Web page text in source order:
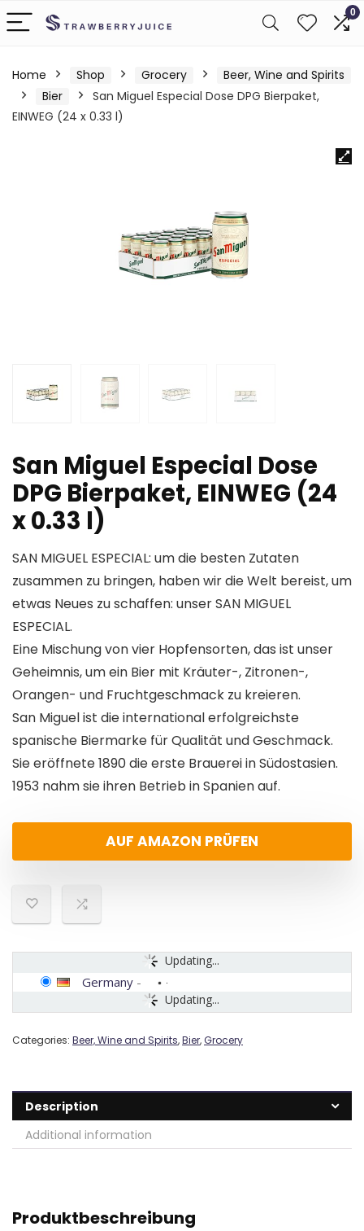
0
Home Shop Grocery
Beer, Wine and Spirits
Bier
San Miguel Especial Dose DPG Bierpaket,
EINWEG (24 x 0.33 l)
San Miguel Especial Dose
DPG Bierpaket, EINWEG (24
x 0.33 l)
SAN MIGUEL ESPECIAL: um die besten Zutaten
zusammen zu bringen, haben wir die Welt bereist, um
etwas Neues zu schaffen: unser SAN MIGUEL
ESPECIAL.
Eine Mischung von vier Hopfensorten, das ist unser
Geheimnis, um ein Bier mit Kräuter-, Zitronen-,
Orangen- und Fruchtgeschmack zu kreieren.
San Miguel ist die international erfolgreichste
spanische Biermarke für Qualität und Geschmack.
Sie eröffnete 1890 die erste Brauerei in Südostasien.
1953 nahm sie ihren Betrieb in Spanien auf.
AUF AMAZON PRÜFEN
Updating...
Updating...
Germany -
Categories: Beer, Wine and Spirits,Bier,Grocery
Description
Additional information
Produktbeschreibung